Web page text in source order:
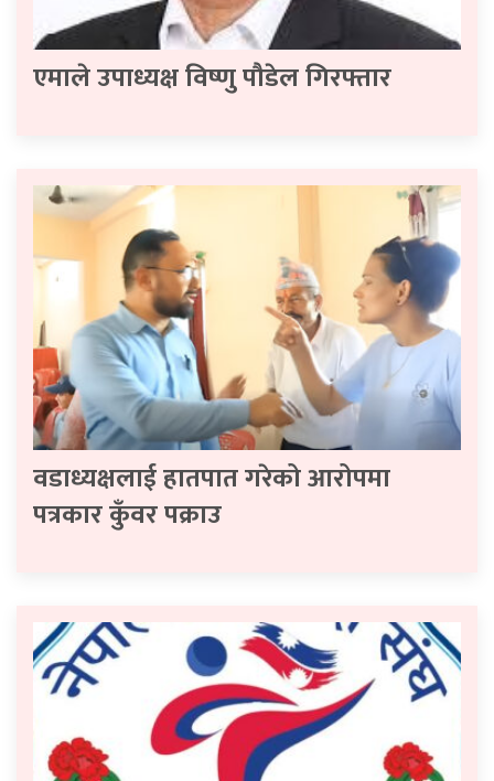
एमाले उपाध्यक्ष विष्णु पौडेल गिरफ्तार
वडाध्यक्षलाई हातपात गरेको आरोपमा
पत्रकार कुँवर पक्राउ